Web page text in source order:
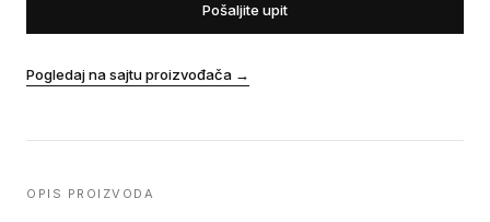
Pošaljite upit
Pogledaj na sajtu proizvođača →
OPIS PROIZVODA